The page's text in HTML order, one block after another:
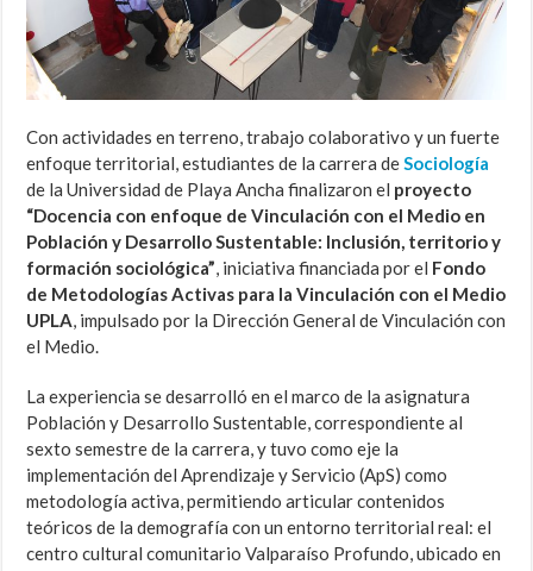
Con actividades en terreno, trabajo colaborativo y un fuerte
enfoque territorial, estudiantes de la carrera deSociología
de la Universidad de Playa Ancha finalizaron el proyecto
“Docencia con enfoque de Vinculación con el Medio en
Población y Desarrollo Sustentable: Inclusión, territorio y
formación sociológica”, iniciativa financiada por el Fondo
de Metodologías Activas para la Vinculación con el Medio
UPLA, impulsado por la Dirección General de Vinculación con
el Medio.
La experiencia se desarrolló en el marco de la asignatura
Población y Desarrollo Sustentable, correspondiente al
sexto semestre de la carrera, y tuvo como eje la
implementación del Aprendizaje y Servicio (ApS) como
metodología activa, permitiendo articular contenidos
teóricos de la demografía con un entorno territorial real: el
centro cultural comunitario Valparaíso Profundo, ubicado en